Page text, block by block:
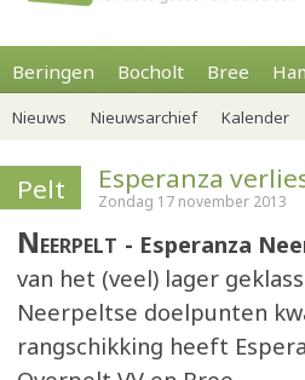
Beringen Bocholt Bree
Nieuws Nieuwsarchief Kalender
Pelt Esperanza
Zondag 17 november 2013
Neerpelt Esperanza
van het (veel) lager
Neerpeltse doelpunten
rangschikking heeft